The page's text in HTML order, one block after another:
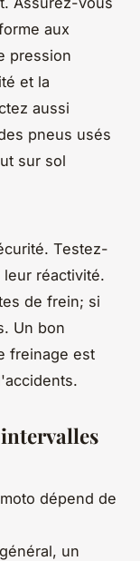
aux
pression
et la
aussi
pneus usés
sur sol
Testez-
réactivité.
de frein; si
Un bon
freinage est
dépend de
un